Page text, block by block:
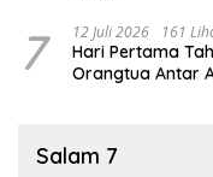
7 12 Juli 2026 161
Hari Pertama
Orangtua Antar
Salam 7